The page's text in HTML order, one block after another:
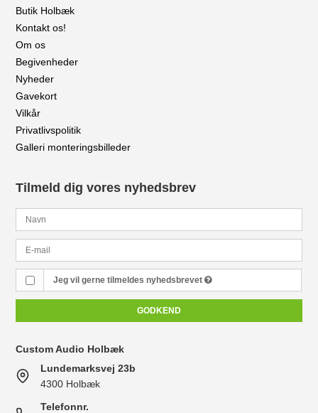
Butik Holbæk
Kontakt os!
Om os
Begivenheder
Nyheder
Gavekort
Vilkår
Privatlivspolitik
Galleri monteringsbilleder
Tilmeld dig vores nyhedsbrev
Jeg vil gerne tilmeldes nyhedsbrevet
GODKEND
Custom Audio Holbæk
Lundemarksvej 23b
4300 Holbæk
Telefonnr.